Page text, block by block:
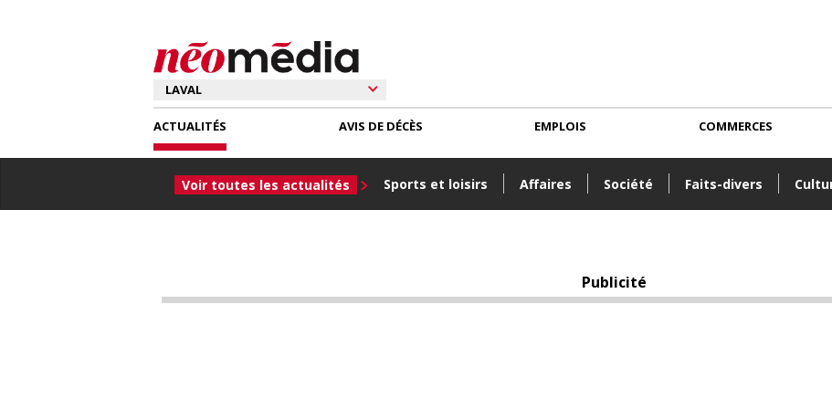
ACTUALITÉS
Voir toutes les actualités Sports et loisirs Affaires Société Faits-divers
AVIS DE DÉCÈS EMPLOIS COMMERCES
Publicité